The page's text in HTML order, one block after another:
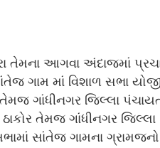
તેમના આગવા અંદાજમાં
ગામ માં વિશાળ સભા
ગાંધીનગર જિલ્લા
તેમજ ગાંધીનગર જિલ્લા
સાંતેજ ગામના ગ્રામજનો